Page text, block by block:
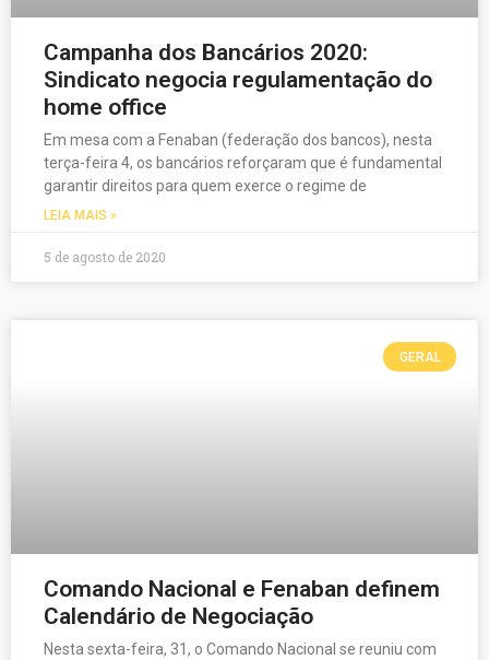
Campanha dos Bancários 2020:
Sindicato negocia regulamentação do
home office
Em mesa com a Fenaban (federação dos bancos), nesta
terça-feira 4, os bancários reforçaram que é fundamental
garantir direitos para quem exerce o regime de
LEIA MAIS »
5 de agosto de 2020
GERAL
Comando Nacional e Fenaban definem
Calendário de Negociação
Nesta sexta-feira, 31, o Comando Nacional se reuniu com